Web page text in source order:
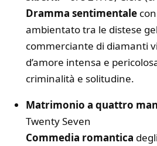
Dramma sentimentale con
ambientato tra le distese
commerciante di diamanti
d’amore intensa e
criminalità e solitudine.
Matrimonio a quattro
Twenty Seven
Commedia romantica